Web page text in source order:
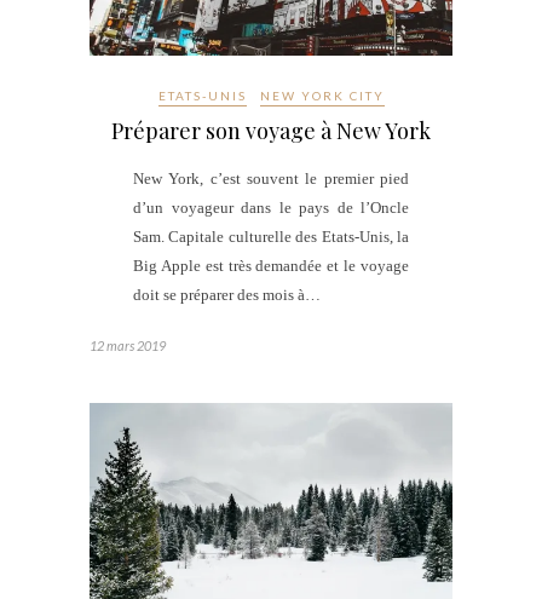
ETATS-UNIS NEW YORK CITY
Préparer son voyage à New York
New York, c’est souvent le premier pied
d’un voyageur dans le pays de l’Oncle
Sam. Capitale culturelle des Etats-Unis, la
Big Apple est très demandée et le voyage
doit se préparer des mois à…
12 mars 2019